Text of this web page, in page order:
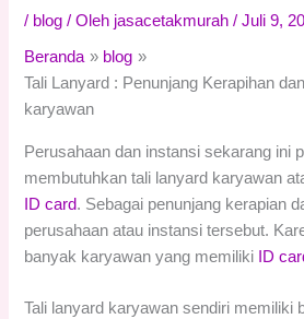
/ blog / Oleh jasacetakmurah/Juli 9,
Beranda
blog
Tali Lanyard : Penunjang Kerapihan
karyawan
Perusahaan dan instansi sekarang ini
membutuhkan tali lanyard karyawan
ID card. Sebagai penunjang kerapian
perusahaan atau instansi tersebut.
banyak karyawan yang memiliki
ID
Tali lanyard karyawan sendiri memiliki